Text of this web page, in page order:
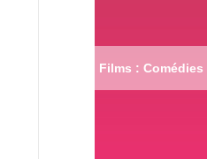
Films : Comédies